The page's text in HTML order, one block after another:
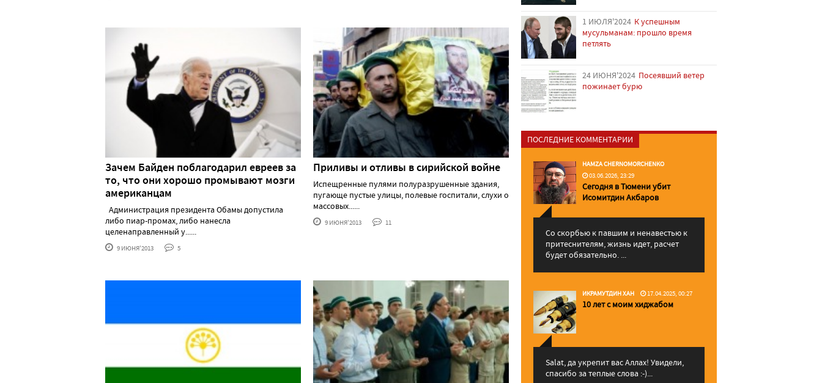
Зачем Байден поблагодарил евреев за
то, что они хорошо промывают мозги
американцам
Администрация президента Обамы допустила
либо пиар-промах, либо нанесла
целенаправленный у......
9 ИЮНЯ'2013 5
Приливы и отливы в сирийской войне
Испещренные пулями полуразрушенные здания,
пугающе пустые улицы, полевые госпитали, слухи о
массовых......
9 ИЮНЯ'2013 11
1 ИЮЛЯ'2024 К успешным
мусульманам: прошло время
петлять
24 ИЮНЯ'2024 Посеявший ветер
пожинает бурю
ПОСЛЕДНИЕ КОММЕНТАРИИ
HAMZA CHERNOMORCHENKO
03.06.2026, 23:29
Сегодня в Тюмени убит
Исомитдин Акбаров
Со скорбью к павшим и ненавестью к
притеснителям, жизнь идет, расчет
будет обязательно. ...
ИКРАМУТДИН ХАН 17.04.2025, 00:27
10 лет с моим хиджабом
Salat, да укрепит вас Аллаx! Увидели,
спасибо за теплые слова :-)...